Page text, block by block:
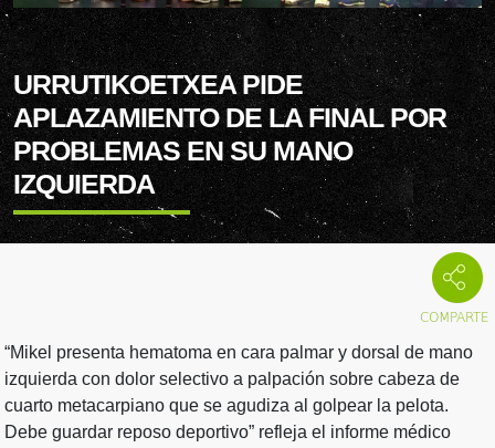
URRUTIKOETXEA PIDE
APLAZAMIENTO DE LA FINAL POR
PROBLEMAS EN SU MANO
IZQUIERDA
“Mikel presenta hematoma en cara palmar y dorsal de mano
izquierda con dolor selectivo a palpación sobre cabeza de
cuarto metacarpiano que se agudiza al golpear la pelota.
Debe guardar reposo deportivo” refleja el informe médico